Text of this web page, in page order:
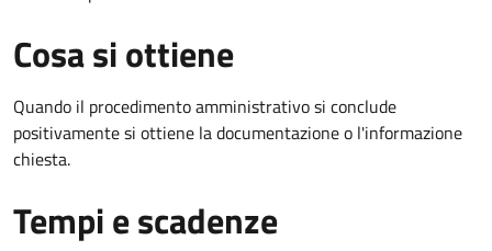
Cosa si ottiene
Quando il procedimento amministrativo si conclude
positivamente si ottiene la documentazione o l'informazione
chiesta.
Tempi e scadenze